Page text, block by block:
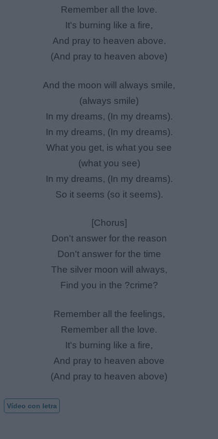
Remember all the love.
It's burning like a fire,
And pray to heaven above.
(And pray to heaven above)
And the moon will always smile,
(always smile)
In my dreams, (In my dreams).
In my dreams, (In my dreams).
What you get, is what you see
(what you see)
In my dreams, (In my dreams).
So it seems (so it seems).
[Chorus]
Don't answer for the reason
Don't answer for the time
The silver moon will always,
Find you in the ?crime?
Remember all the feelings,
Remember all the love.
It's burning like a fire,
And pray to heaven above
(And pray to heaven above)
Vídeo con letra